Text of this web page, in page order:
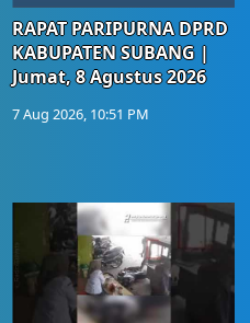
RAPAT PARIPURNA DPRD
KABUPATEN SUBANG |
Jumat, 8 Agustus 2026
7 Aug 2026, 10:51 PM